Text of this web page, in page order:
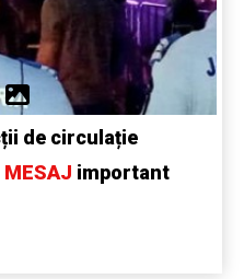
de circulație
MESAJ important